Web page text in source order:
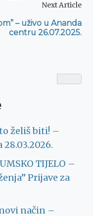
Next Article
– uživo u Ananda
centru 26.07.2025.
želiš biti! –
TIJELO –
Prijave za
način –